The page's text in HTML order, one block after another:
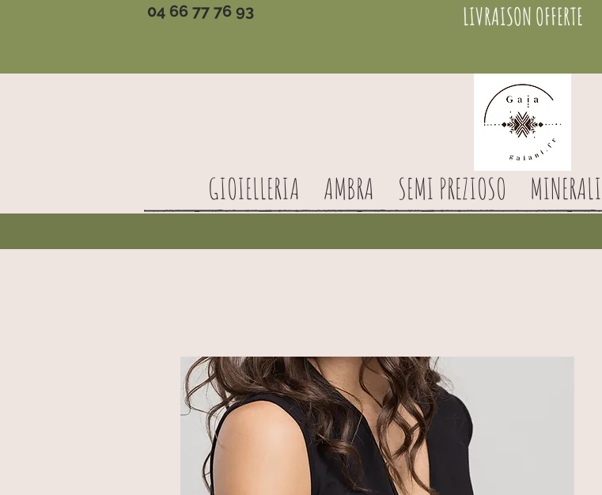
04 66 77 76 93 LIVRAISON OFFERTE
GIOIELLERIA AMBRA SEMI PREZIOSO MINERALI